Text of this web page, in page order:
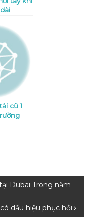
cũ 1
Dubai Trong năm
dấu hiệu phục hồi